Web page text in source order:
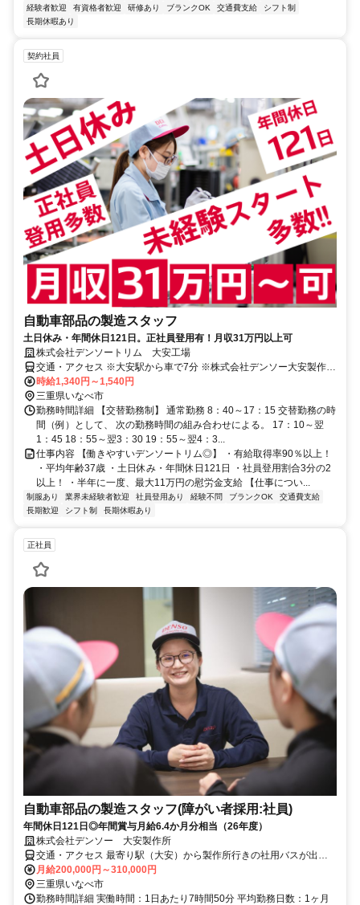
経験者歓迎
有資格者歓迎 研修あり ブランクOK 交通費支給
シフト制
長期休暇あり
契約社員
自動車部品の製造スタッフ
土日休み・年間休日121日。正社員登用有！月収31万円以上可
株式会社デンソートリム 大安工場
交通・アクセス ※大安駅から車で7分 ※株式会社デンソー大安製作所
内
時給1,340円～1,540円
三重県いなべ市
勤務時間詳細 【交替勤務制】 通常勤務 8：40～17：15 交替勤務の時
間（例）として、 次の勤務時間の組み合わせによる。 17：10～翌
1：45 18：55～翌3：30 19：55～翌4：3...
仕事内容 【働きやすいデンソートリム◎】 ・有給取得率90％以上！
・平均年齢37歳 ・土日休み・年間休日121日 ・社員登用割合3分の2
以上！ ・半年に一度、最大11万円の慰労金支給 【仕事につい...
制服あり 業界未経験者歓迎 社員登用あり 経験不問 ブランクOK
交通費支給
長期歓迎
シフト制 長期休暇あり
正社員
自動車部品の製造スタッフ(障がい者採用:社員)
年間休日121日◎年間賞与月給6.4か月分相当（26年度）
株式会社デンソー 大安製作所
交通・アクセス 最寄り駅（大安）から製作所行きの社用バスが出て
います。 「大安駅」から徒歩で約14分
月給200,000円～310,000円
三重県いなべ市
勤務時間詳細 実働時間：1日あたり7時間50分 平均勤務日数：1ヶ月